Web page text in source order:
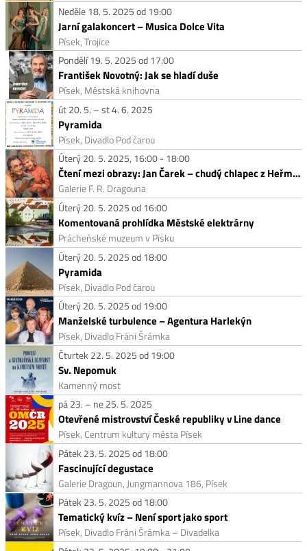
Neděle 18. 5. 2025 od 19:00
Jarní galakoncert – Musica Dolce Vita
Písek, Trojice
Pondělí 19. 5. 2025 od 17:00
František Novotný: Jak se hladí duše
Písek, Městská knihovna
út 20. 5. – st 4. 6. 2025
Pyramida
Písek, Divadlo Pod čarou
Úterý 20. 5. 2025, 16:00 - 18:00
Čtení mezi obrazy: Jan Čarek – chudý chlapec z Heřmaně
Galerie F. R. Dragouna
Úterý 20. 5. 2025 od 16:00
Komentovaná prohlídka Městské elektrárny
Prácheňské muzeum v Písku
Úterý 20. 5. 2025 od 18:00
Pyramida
Písek, Divadlo Pod čarou
Úterý 20. 5. 2025 od 19:00
Manželské turbulence – Agentura Harlekýn
Písek, Divadlo Fráni Šrámka
Čtvrtek 22. 5. 2025 od 19:00
Sv. Nepomuk
Kamenný most
pá 23. – ne 25. 5. 2025
Otevřené mistrovství České republiky v Line dance
Písek, Centrum kultury města Písek
Pátek 23. 5. 2025 od 18:00
Fascinující degustace
Galerie Dragoun, Jungmannova 186, Písek
Pátek 23. 5. 2025 od 18:00
Tematický kvíz – Není sport jako sport
Písek, Divadlo Fráni Šrámka – Divadelka